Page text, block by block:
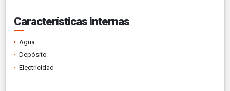
Características internas
Agua
Depósito
Electricidad